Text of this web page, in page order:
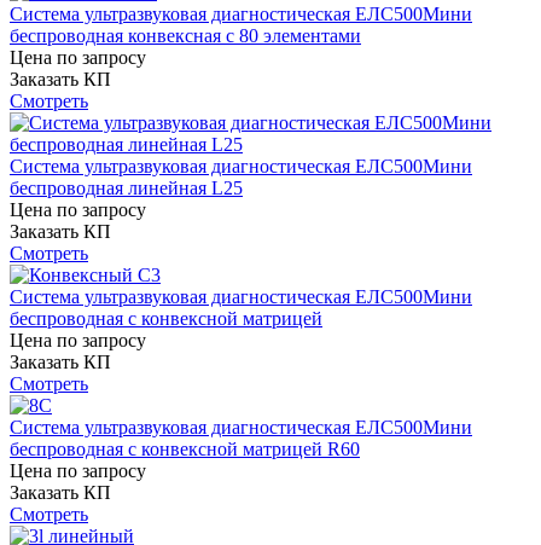
Система ультразвуковая диагностическая ЕЛС500Мини
беспроводная конвексная с 80 элементами
Цена по запросу
Заказать КП
Смотреть
Система ультразвуковая диагностическая ЕЛС500Мини
беспроводная линейная L25
Цена по запросу
Заказать КП
Смотреть
Система ультразвуковая диагностическая ЕЛС500Мини
беспроводная с конвексной матрицей
Цена по запросу
Заказать КП
Смотреть
Система ультразвуковая диагностическая ЕЛС500Мини
беспроводная с конвексной матрицей R60
Цена по запросу
Заказать КП
Смотреть